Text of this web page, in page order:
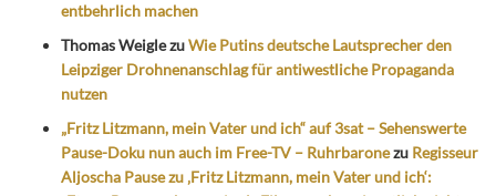
entbehrlich machen
Thomas WeiglezuWie Putins deutsche Lautsprecher den
Leipziger Drohnenanschlag für antiwestliche Propaganda
nutzen
„Fritz Litzmann, mein Vater und ich“ auf 3sat – Sehenswerte
Pause-Doku nun auch im Free-TV – Ruhrbaronezu Regisseur
Aljoscha Pause zu ‚Fritz Litzmann, mein Vater und ich‘: